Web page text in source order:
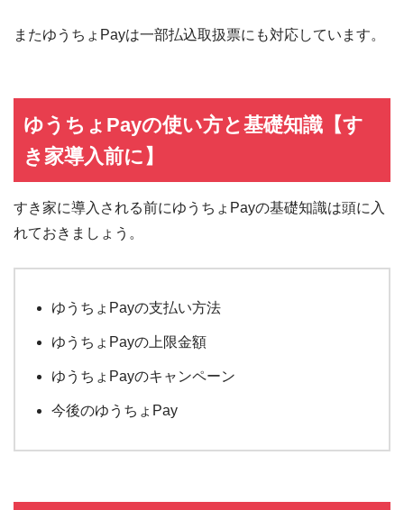
またゆうちょPayは一部払込取扱票にも対応しています。
ゆうちょPayの使い方と基礎知識【す
き家導入前に】
すき家に導入される前にゆうちょPayの基礎知識は頭に入
れておきましょう。
ゆうちょPayの支払い方法
ゆうちょPayの上限金額
ゆうちょPayのキャンペーン
今後のゆうちょPay